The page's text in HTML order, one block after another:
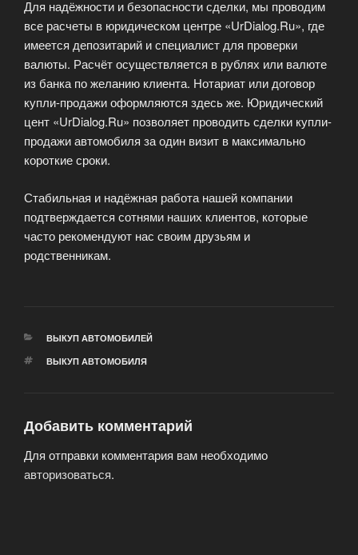
Для надёжности и безопасности сделки, мы проводим
все расчеты в юридическом центре «UrDialog.Ru», где
имеется депозитарий и специалист для проверки
валюты. Расчёт осуществляется в рублях или валюте
из банка по желанию клиента. Нотариат или договор
купли-продажи оформляются здесь же. Юридический
цент «UrDialog.Ru» позволяет проводить сделки купли-
продажи автомобиля за один визит в максимально
короткие сроки.
Стабильная и надёжная работа нашей компании
подтверждается сотнями наших клиентов, которые
часто рекомендуют нас своим друзьям и
родственникам.
РУБРИКИ
ВЫКУП АВТОМОБИЛЕЙ
МЕТКИ
ВЫКУП АВТОМОБИЛЯ
Добавить комментарий
Для отправки комментария вам необходимо
авторизоваться.